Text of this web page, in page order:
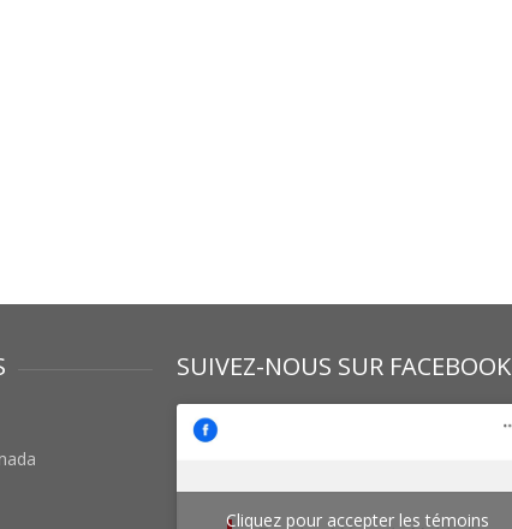
SUIVEZ-NOUS SUR FACEBOOK
Cliquez pour accepter les témoins